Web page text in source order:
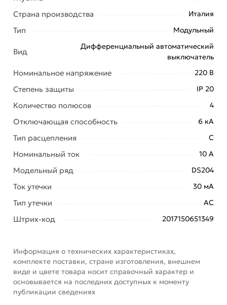
модулей, AC-C10/0,03 2CSR254001R1104 из
категории
Трехфазные дифференциальные автоматы
действительны в Москве и области.
Наши профессиональные менеджеры обработают
заказ и свяжутся с Вами для согласования условий
доставки или самовывоза. Перед оформлением
онлайн заказа рекомендуем ознакомиться с
описанием, характеристиками и отзывами.
Данний товар от производителя
сертифицирован,
соответствует всем стандартам качества. Возврат
купленного товарa в течение 7 дней (наличие чека
Страна производства Италия
Тип Модульный
Вид
Дифференциальный автоматический
выключатель
Номинальное напряжение 220 В
Степень защиты IP 20
Количество полюсов 4
Отключающая способность 6 кА
Тип расцепления C
Номинальный ток 10 А
Модельный ряд DS204
Ток утечки 30 мА
Тип утечки АС
Штрих-код 2017150651349
Информация о технических характеристиках,
комплекте поставки, стране изготовления, внешнем
виде и цвете товара носит справочный характер и
основывается на последних доступных к моменту
публикации сведениях